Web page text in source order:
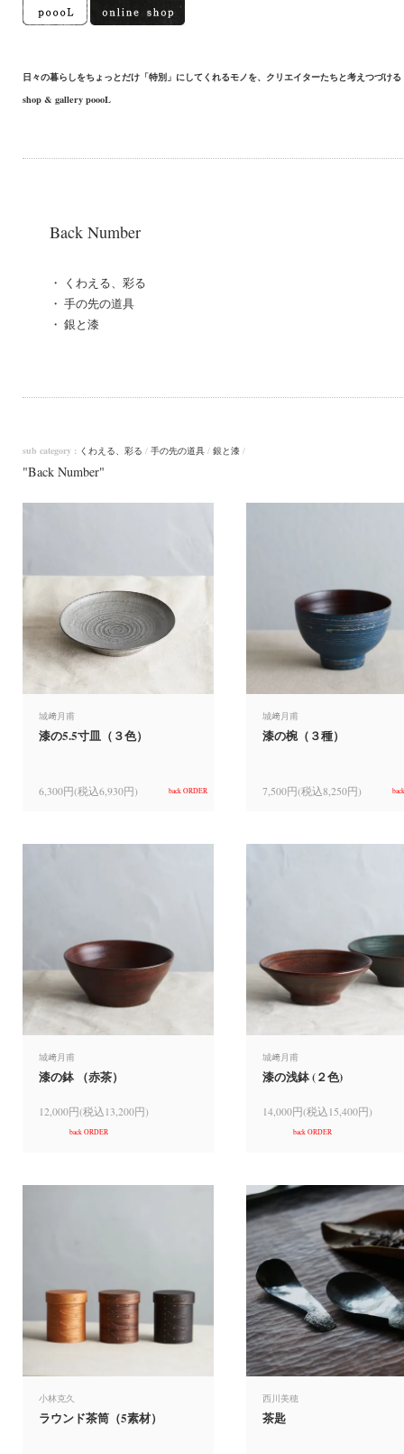
日々の暮らしをちょっとだけ「特別」にしてくれるモノを、クリエイターたちと考えつづける
shop & gallery poooL
Back Number
・
くわえる、彩る
・ 手の先の道具
・ 銀と漆
sub category : くわえる、彩る / 手の先の道具 / 銀と漆 /
"Back Number"
城﨑月甫
漆の5.5寸皿（３色）
6,300円(税込6,930円) back ORDER
城﨑月甫
漆の椀（３種）
7,500円(税込8,250円)
城﨑月甫
漆の鉢 （赤茶）
12,000円(税込13,200円)
back ORDER
城﨑月甫
漆の浅鉢 (２色)
14,000円(税込15,400円)
back ORDER
小林克久
ラウンド茶筒（5素材）
西川美穂
茶匙